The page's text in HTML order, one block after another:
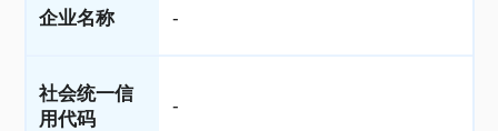
企业名称 -
社会统一信
用代码
-